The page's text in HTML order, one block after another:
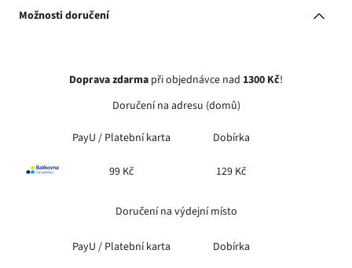
Možnosti doručení
Doprava zdarma při objednávce nad 1300 Kč!
Doručení na adresu (domů)
PayU / Platební karta Dobírka
99 Kč 129 Kč
Doručení na výdejní místo
PayU / Platební karta Dobírka